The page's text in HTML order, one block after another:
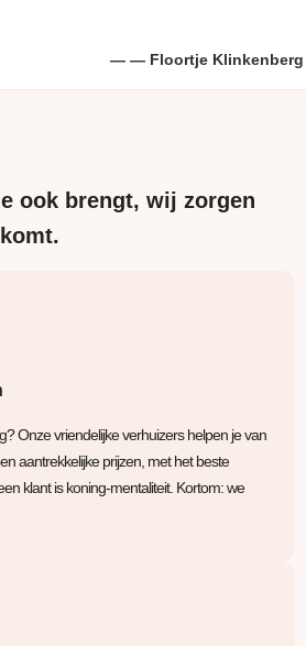
Floortje Klinkenberg
ook brengt, wij zorgen
Onze vriendelijke verhuizers helpen je van
aantrekkelijke prijzen, met het beste
klant is koning-mentaliteit. Kortom: we